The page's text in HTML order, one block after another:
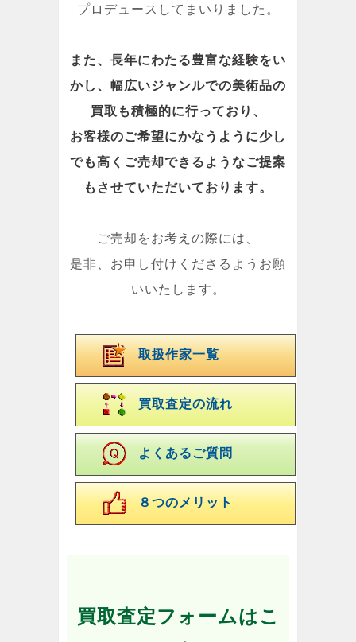
プロデュースしてまいりました。
また、長年にわたる豊富な経験をい
かし、幅広いジャンルでの美術品の
買取も積極的に行っており、
お客様のご希望にかなうように少し
でも高くご売却できるようなご提案
もさせていただいております。
ご売却をお考えの際には、
是非、お申し付けくださるようお願
いいたします。
取扱作家一覧
買取査定の流れ
よくあるご質問
８つのメリット
買取査定フォームはこ